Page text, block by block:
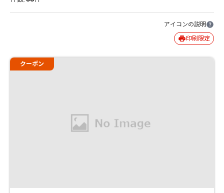
アイコンの説明
印刷限定
クーポン